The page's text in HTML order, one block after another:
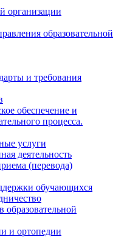
организации
образовательной
и требования
обеспечение и
процесса.
услуги
деятельность
(перевода)
обучающихся
образовательной
и ортопедии